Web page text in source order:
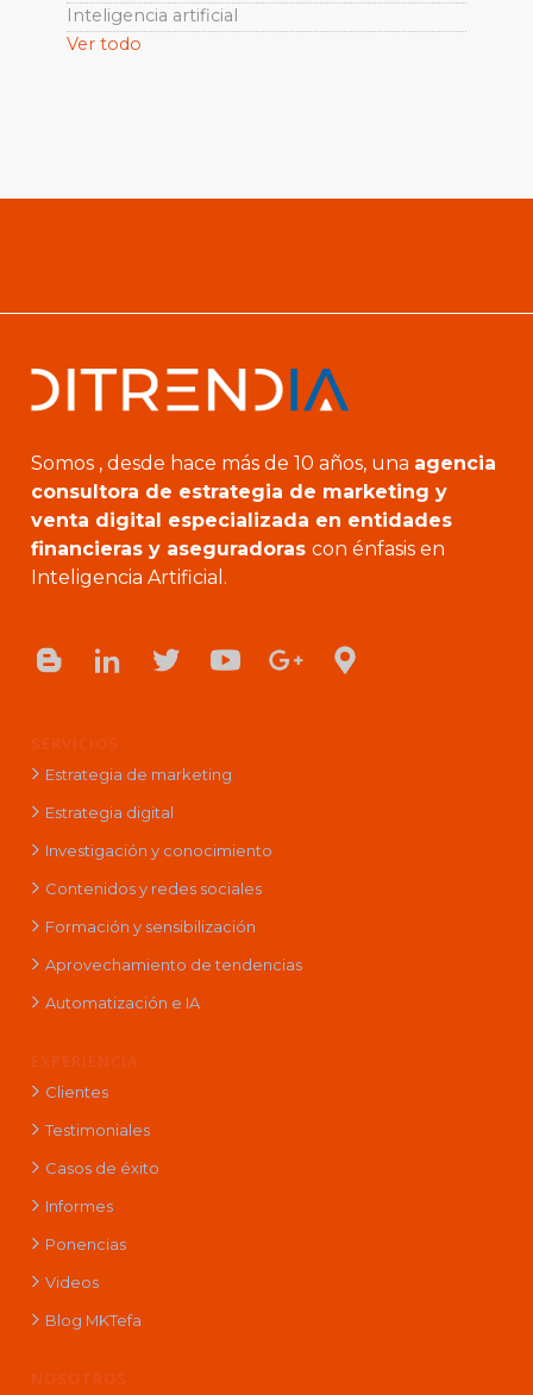
Inteligencia artificial
Ver todo
Somos , desde hace más de 10 años, una agencia
consultora de estrategia de marketing y
venta digital especializada en entidades
financieras y aseguradoras con énfasis en
Inteligencia Artificial.
SERVICIOS
Estrategia de marketing
Estrategia digital
Investigación y conocimiento
Contenidos y redes sociales
Formación y sensibilización
Aprovechamiento de tendencias
Automatización e IA
EXPERIENCIA
Clientes
Testimoniales
Casos de éxito
Informes
Ponencias
Videos
Blog MKTefa
NOSOTROS